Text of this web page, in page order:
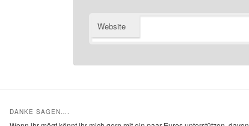
Website
DANKE SAGEN….